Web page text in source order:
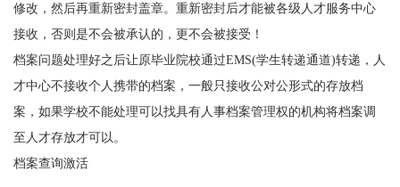
修改，然后再重新密封盖章。重新密封后才能被各级人才服务中心
接收，否则是不会被承认的，更不会被接受！
档案问题处理好之后让原毕业院校通过EMS(学生转递通道)转递，人
才中心不接收个人携带的档案，一般只接收公对公形式的存放档
案，如果学校不能处理可以找具有人事档案管理权的机构将档案调
至人才存放才可以。
档案查询激活